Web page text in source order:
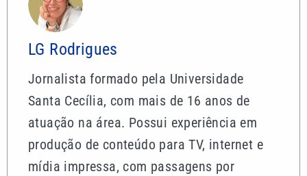
LG Rodrigues
Jornalista formado pela Universidade
Santa Cecília, com mais de 16 anos de
atuação na área. Possui experiência em
produção de conteúdo para TV, internet e
mídia impressa, com passagens por